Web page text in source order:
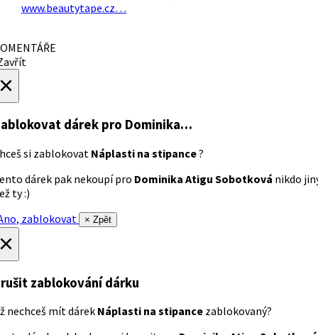
www.beautytape.cz…
dárek pro Dominika…
si zablokovat Náplasti na stipance?
dárek pak nekoupí pro Dominika Atigu Sobotková nikdo
ty :)
zablokovat
× Zpět
zablokování dárku
nechceš mít dárek Náplasti na stipance zablokovaný?